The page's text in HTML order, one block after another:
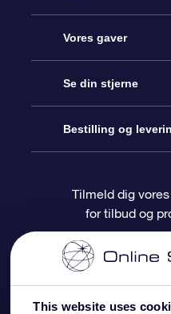
This website uses
Kundeservice
Kontakt os
Bloggen
Anmeldelser
Vores gaver
Online Stjernegave
OSR Gavepakke
OSR Gavekortet
Firmagaver
Se din stjerne
Star Register
Personliggjort
One Million Stars
OSR Stjerne-
Bestilling og
Betalingsinformation
Returpolitik
Tilmeld dig
for tilbud og